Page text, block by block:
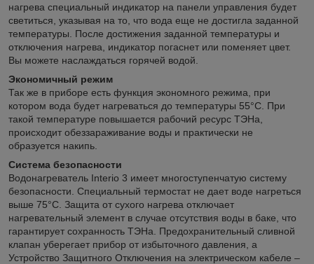
нагрева специальный индикатор на панели управления будет
светиться, указывая на то, что вода еще не достигла заданной
температуры. После достижения заданной температуры и
отключения нагрева, индикатор погаснет или поменяет цвет.
Вы можете наслаждаться горячей водой.
Экономичный режим
Так же в приборе есть функция экономного режима, при
котором вода будет нагреваться до температуры 55°С. При
такой температуре повышается рабочий ресурс ТЭНа,
происходит обеззараживание воды и практически не
образуется накипь.
Система безопасности
Водонагреватель Interio 3 имеет многоступенчатую систему
безопасности. Специальный термостат не дает воде нагреться
выше 75°C. Защита от сухого нагрева отключает
нагревательный элемент в случае отсутствия воды в баке, что
гарантирует сохранность ТЭНа. Предохранительный сливной
клапан уберегает прибор от избыточного давления, а
Устройство Защитного Отключения на электрическом кабеле –